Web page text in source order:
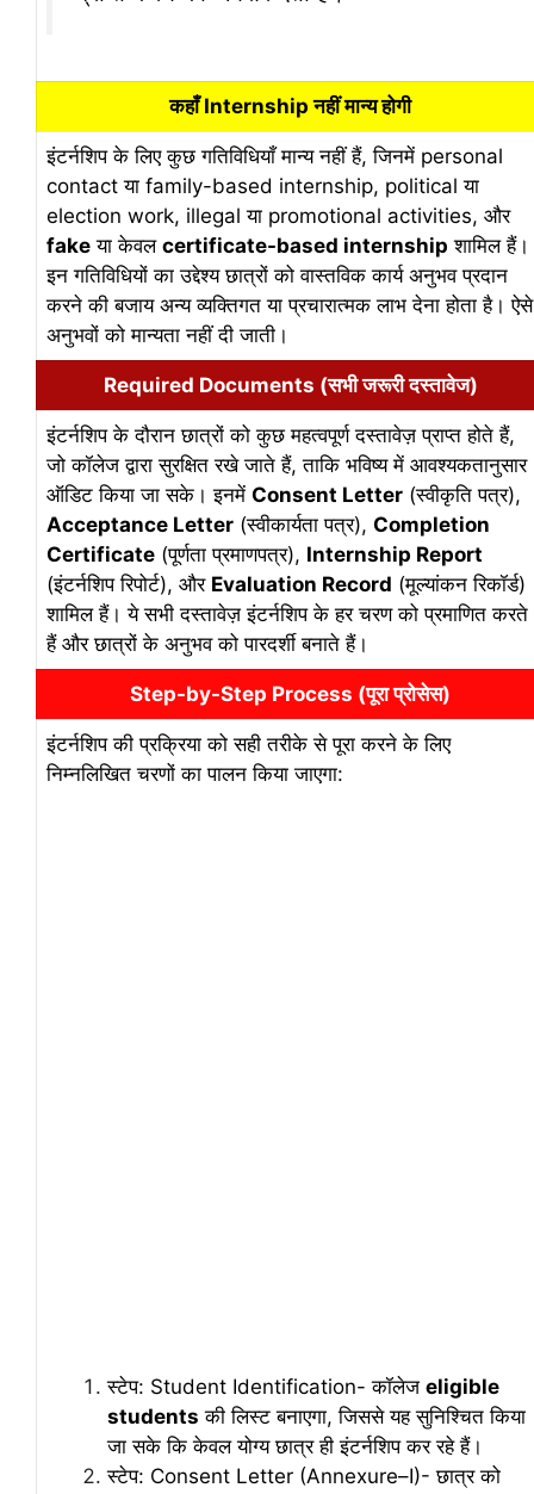
कहाँ Internship नहीं मान्य होगी
इंटर्नशिप के लिए कुछ गतिविधियाँ मान्य नहीं हैं, जिनमें personal
contact या family-based internship, political या
election work, illegal या promotional activities, और
fake या केवल certificate-based internship शामिल हैं।
इन गतिविधियों का उद्देश्य छात्रों को वास्तविक कार्य अनुभव प्रदान
करने की बजाय अन्य व्यक्तिगत या प्रचारात्मक लाभ देना होता है। ऐसे
अनुभवों को मान्यता नहीं दी जाती।
Required Documents (सभी जरूरी दस्तावेज)
इंटर्नशिप के दौरान छात्रों को कुछ महत्वपूर्ण दस्तावेज़ प्राप्त होते हैं,
जो कॉलेज द्वारा सुरक्षित रखे जाते हैं, ताकि भविष्य में आवश्यकतानुसार
ऑडिट किया जा सके। इनमें Consent Letter (स्वीकृति पत्र),
Acceptance Letter (स्वीकार्यता पत्र), Completion
Certificate (पूर्णता प्रमाणपत्र), Internship Report
(इंटर्नशिप रिपोर्ट), और Evaluation Record (मूल्यांकन रिकॉर्ड)
शामिल हैं। ये सभी दस्तावेज़ इंटर्नशिप के हर चरण को प्रमाणित करते
हैं और छात्रों के अनुभव को पारदर्शी बनाते हैं।
Step-by-Step Process (पूरा प्रोसेस)
इंटर्नशिप की प्रक्रिया को सही तरीके से पूरा करने के लिए
निम्नलिखित चरणों का पालन किया जाएगा:
स्टेप: Student Identification- कॉलेज eligible
students की लिस्ट बनाएगा, जिससे यह सुनिश्चित किया
जा सके कि केवल योग्य छात्र ही इंटर्नशिप कर रहे हैं।
स्टेप: Consent Letter (Annexure–I)- छात्र को